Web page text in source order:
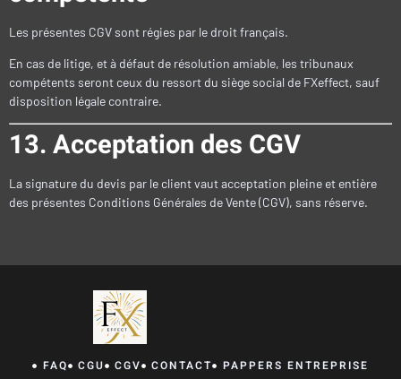
Les présentes CGV sont régies par le droit français.
En cas de litige, et à défaut de résolution amiable, les tribunaux
compétents seront ceux du ressort du siège social de FXeffect, sauf
disposition légale contraire.
13. Acceptation des CGV
La signature du devis par le client vaut acceptation pleine et entière
des présentes Conditions Générales de Vente (CGV), sans réserve.
FAQ CGU CGV CONTACT PAPPERS ENTREPRISE